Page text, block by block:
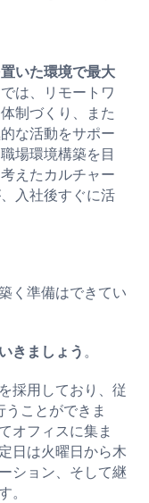
いた環境で最大
は、リモートワ
制づくり、また
な活動をサポー
場環境構築を目
えたカルチャー
入社後すぐに活
く準備はできてい
きましょう。
採用しており、従
ことができま
オフィスに集ま
日は火曜日から木
ション、そして継